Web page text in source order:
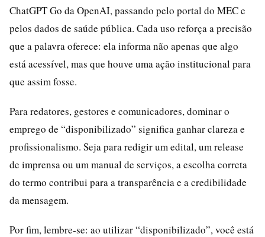
ChatGPT Go da OpenAI, passando pelo portal do MEC e
pelos dados de saúde pública. Cada uso reforça a precisão
que a palavra oferece: ela informa não apenas que algo
está acessível, mas que houve uma ação institucional para
que assim fosse.
Para redatores, gestores e comunicadores, dominar o
emprego de “disponibilizado” significa ganhar clareza e
profissionalismo. Seja para redigir um edital, um release
de imprensa ou um manual de serviços, a escolha correta
do termo contribui para a transparência e a credibilidade
da mensagem.
Por fim, lembre‑se: ao utilizar “disponibilizado”, você está